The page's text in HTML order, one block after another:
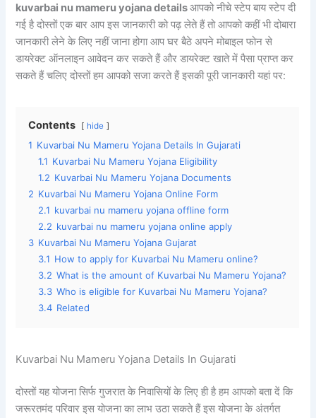
kuvarbai nu mameru yojana detailsआपको नीचे स्टेप बाय स्टेप दी
गई है दोस्तों एक बार आप इस जानकारी को पढ़ लेते हैं तो आपको कहीं भी दोबारा
जानकारी लेने के लिए नहीं जाना होगा आप घर बैठे अपने मोबाइल फोन से
डायरेक्ट ऑनलाइन आवेदन कर सकते हैं और डायरेक्ट खाते में पैसा प्राप्त कर
सकते हैं चलिए दोस्तों हम आपको सजा करते हैं इसकी पूरी जानकारी यहां पर:
Contents hide
1 Kuvarbai Nu Mameru Yojana Details In Gujarati
1.1 Kuvarbai Nu Mameru Yojana Eligibility
1.2 Kuvarbai Nu Mameru Yojana Documents
2 Kuvarbai Nu Mameru Yojana Online Form
2.1 kuvarbai nu mameru yojana offline form
2.2 kuvarbai nu mameru yojana online apply
3 Kuvarbai Nu Mameru Yojana Gujarat
3.1 How to apply for Kuvarbai Nu Mameru online?
3.2 What is the amount of Kuvarbai Nu Mameru Yojana?
3.3 Who is eligible for Kuvarbai Nu Mameru Yojana?
3.4 Related
Kuvarbai Nu Mameru Yojana Details In Gujarati
दोस्तों यह योजना सिर्फ गुजरात के निवासियों के लिए ही है हम आपको बता दें कि
जरूरतमंद परिवार इस योजना का लाभ उठा सकते हैं इस योजना के अंतर्गत